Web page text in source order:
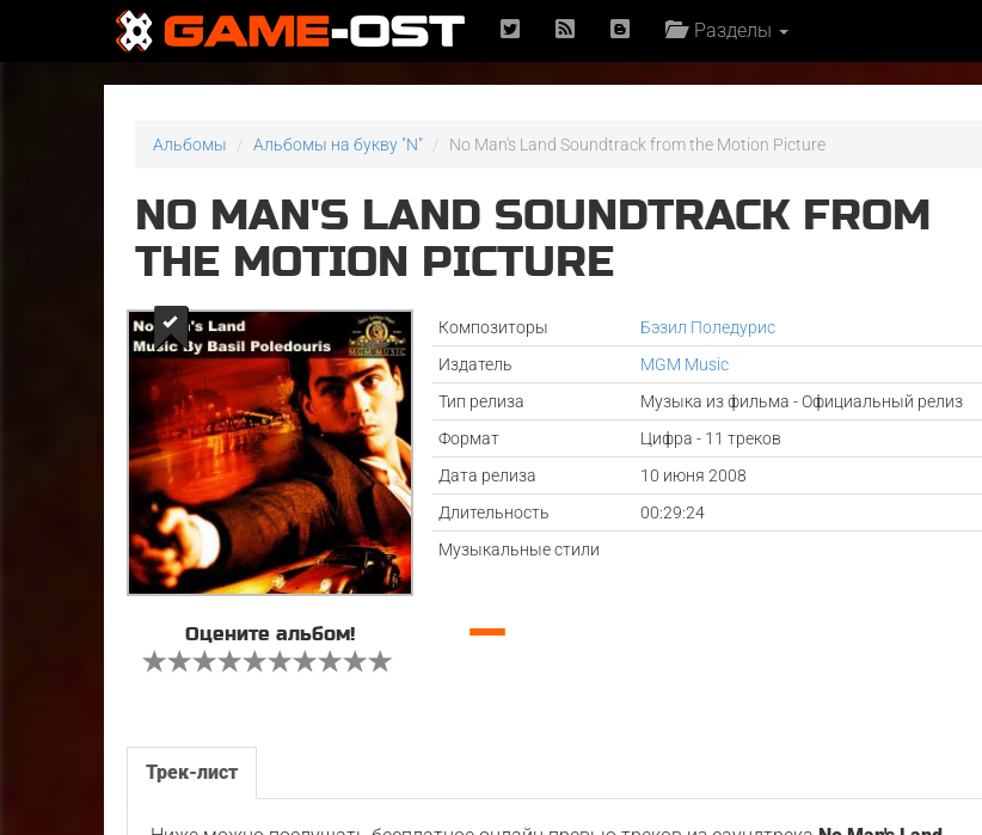
Разделы
Альбомы Альбомы на букву "N" No Man's Land Soundtrack from the Motion Picture
NO MAN'S LAND SOUNDTRACK FROM
THE MOTION PICTURE
Композиторы
Бэзил Поледурис
Издатель
MGM Music
Тип релиза
Музыка из фильма - Официальный релиз
Формат
Цифра - 11 треков
Дата релиза
10 июня 2008
Длительность
00:29:24
Музыкальные стили
Оцените альбом! —
Трек-лист